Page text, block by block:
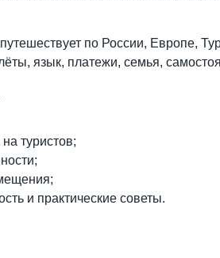
по России, Европе,
язык, платежи, семья,
туристов;
и практические советы.